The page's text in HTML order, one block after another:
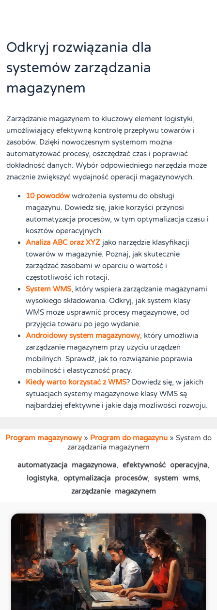
Odkryj rozwiązania dla
systemów zarządzania
magazynem
Zarządzanie magazynem to kluczowy element logistyki,
umożliwiający efektywną kontrolę przepływu towarów i
zasobów. Dzięki nowoczesnym systemom można
automatyzować procesy, oszczędzać czas i poprawiać
dokładność danych. Wybór odpowiedniego narzędzia może
znacznie zwiększyć wydajność operacji magazynowych.
10 powodów wdrożenia systemu do obsługi
magazynu. Dowiedz się, jakie korzyści przynosi
automatyzacja procesów, w tym optymalizacja czasu i
kosztów operacyjnych.
Analiza ABC oraz XYZ jako narzędzie klasyfikacji
towarów w magazynie. Poznaj, jak skutecznie
zarządzać zasobami w oparciu o wartość i
częstotliwość ich rotacji.
System WMS, który wspiera zarządzanie magazynami
wysokiego składowania. Odkryj, jak system klasy
WMS może usprawnić procesy magazynowe, od
przyjęcia towaru po jego wydanie.
Androidowy system magazynowy, który umożliwia
zarządzanie magazynem przy użyciu urządzeń
mobilnych. Sprawdź, jak to rozwiązanie poprawia
mobilność i elastyczność pracy.
Kiedy warto korzystać z WMS? Dowiedz się, w jakich
sytuacjach systemy magazynowe klasy WMS są
najbardziej efektywne i jakie dają możliwości rozwoju.
Program magazynowy» Program do magazynu » System do
zarządzania magazynem
automatyzacja magazynowa, efektywność operacyjna,
logistyka, optymalizacja procesów, system wms,
zarządzanie magazynem